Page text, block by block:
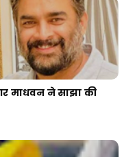
माधवन ने साझा की